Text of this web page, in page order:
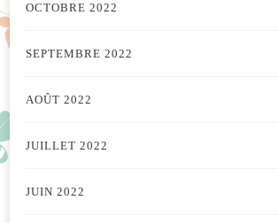
OCTOBRE 2022
SEPTEMBRE 2022
AOÛT 2022
JUILLET 2022
JUIN 2022